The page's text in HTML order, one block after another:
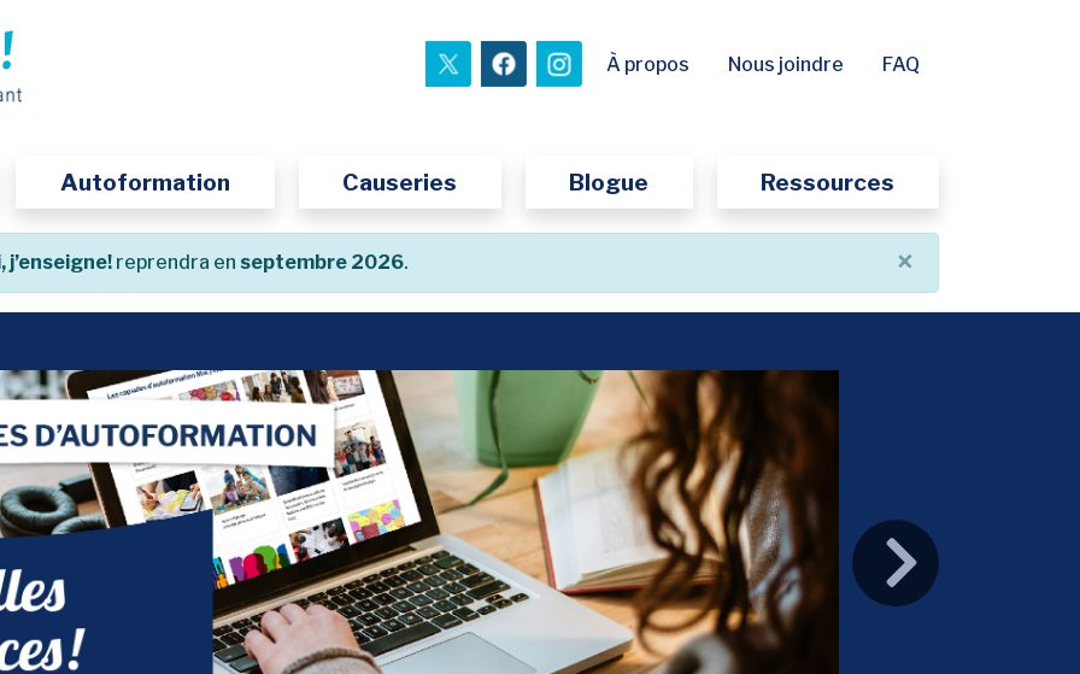
nouvel ongletnouvel ongletnouvel onglet
À propos Nous joindre FAQ
Autoformation Causeries Blogue Ressources
j’enseigne! reprendra en septembre 2026. ×
Suivante